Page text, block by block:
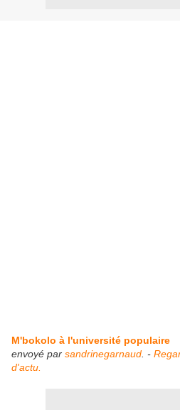
M'bokolo à l'université populaire
envoyé par sandrinegarnaud . -
d'actu.